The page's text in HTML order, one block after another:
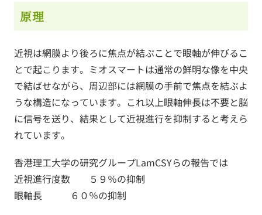
原理
近視は網膜より後ろに焦点が結ぶことで眼軸が伸びるこ
とで起こります。ミオスマートは通常の鮮明な像を中央
で結ばせながら、周辺部には網膜の手前で焦点を結ぶよ
うな構造になっています。これ以上眼軸伸長は不要と脳
に信号を送り、結果として近視進行を抑制すると考えら
れています。
香港理工大学の研究グループLamCSYらの報告では
近視進行度数 ５９％の抑制
眼軸長 ６０％の抑制